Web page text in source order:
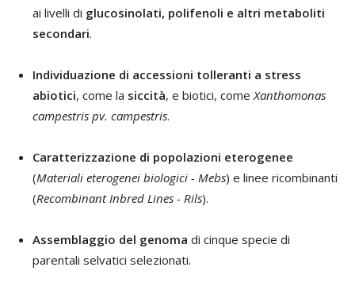
ai livelli di glucosinolati, polifenoli e altri metaboliti
secondari.
Individuazione di accessioni tolleranti a stress
abiotici, come la siccità, e biotici, come Xanthomonas
campestris pv. campestris.
Caratterizzazione di popolazioni eterogenee
(Materiali eterogenei biologici - Mebs) e linee ricombinanti
(Recombinant Inbred Lines - Rils).
Assemblaggio del genoma di cinque specie di
parentali selvatici selezionati.